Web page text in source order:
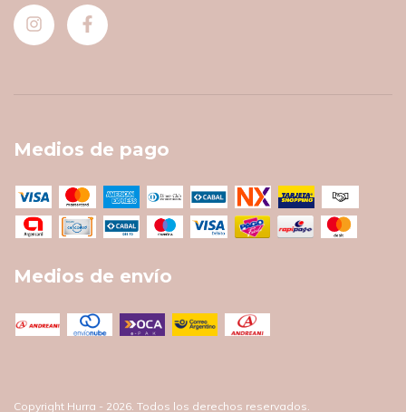
Medios de pago
Medios de envío
Copyright Hurra - 2026. Todos los derechos reservados.